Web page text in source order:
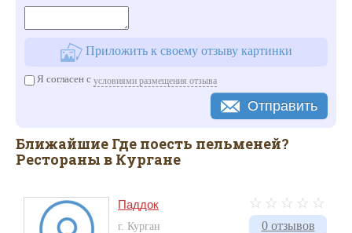
Приложить к своему отзыву картинки
Я согласен с условиями размещения отзыва
Отправить
Ближайшие Где поесть пельменей?
Рестораны в Кургане
0 отзывов
Паддок
г. Курган